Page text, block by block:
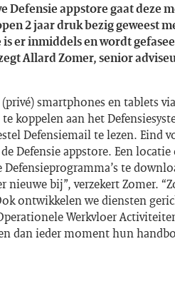
Defensie appstore gaat deze
2 jaar druk bezig geweest
is er inmiddels en wordt
Allard Zomer, senior
smartphonesen tablets
te koppelen aan het
Defensiemail te lezen. Eind
Defensie appstore. Een
te
nieuwe bij”, verzekert Zomer.
ontwikkelen we diensten
Werkvloer
dan ieder moment hun